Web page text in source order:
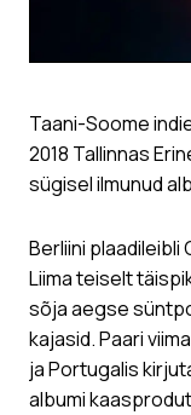
Taani-Soome
2018 Tallinnas
sügisel ilmunud
Berliini plaadileibli
Liima teiselt
sõja aegse
kajasid. Paari
ja Portugalis
albumi